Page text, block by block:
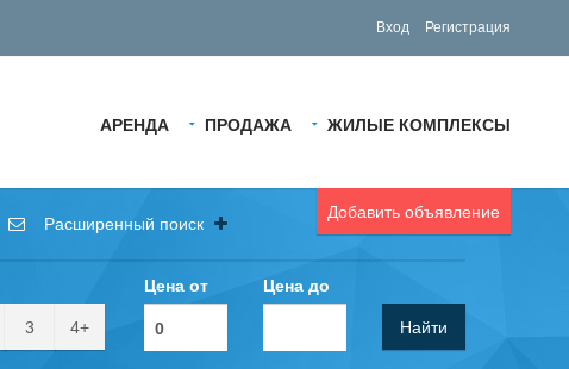
Вход Регистрация
АРЕНДА ПРОДАЖА ЖИЛЫЕ КОМПЛЕКСЫ
Добавить объявление
Расширенный поиск
3 4+
Цена от Цена до
Найти